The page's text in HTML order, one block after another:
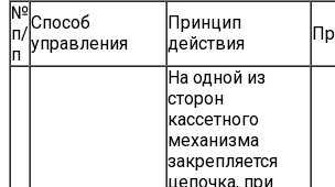
№
п/
п
Способ
управления
Принцип
действия
На одной из
сторон
кассетного
механизма
закрепляется
цепочка, при